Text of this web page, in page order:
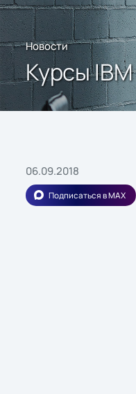
Новости
Курсы
06.09.2018
Подписаться в MAX